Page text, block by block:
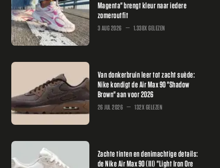
Magenta" brengt kleur naar iedere
zomeroutfit
3 AUG 2026 1.338X GELEZEN
Van donkerbruin leer tot zacht suède:
Nike kondigt de Air Max 90 "Shadow
Brown" aan voor 2026
26 JUL 2026 132X GELEZEN
Zachte tinten en denimachtige details:
de Nike Air Max 90 (III) "Light Iron Ore